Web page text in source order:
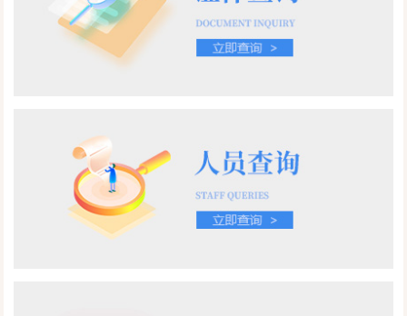
了更全面了解历史，他还采访了一些国民党将领、下级军官，甚至
伙夫。这些鲜活的素材给了他从多视角判断和评价历史事件的勇
气。他秉笔直书，学术文章和采访录开始在报刊上发表。1990年，
书，该丛书要求史实详尽、真实，又要有文学性和可读性。国家和
军队领导人对这套丛书十分重视，江泽民亲自为该书题写了书名。
可是，半年多过去了，晋察冀部分还没有落实作者。因为晋察冀是
抗日战争中最大的敌后根据地，斗争复杂、千头万绪，既了解这段
历史，又有文学功底的作者难找。责任编辑先后找了三位作家，都
乐意。从今以后，我们全家三口一起欢声笑语回去，父亲的脸上也
露出了幸福的笑容。随着年龄增大，父亲的身体越来越不好，后来
患了脑血栓，瘫痪在床，一躺就是十多年。行政村的干部看他是一
吧！”行政村干部在父亲的再三拒绝下，将低保退了回去。“一个人要
懂得亲情，感恩他人”，“少言多干，伯乐会看上你的”，“家庭有了事
情多商量”，“把低保留给特别困难户”......父亲虽离我们远去，但他对
我的教诲终身难一抹去，始终警醒着我，影响着我，启迪着我，一
直是我做人、做官、做事的准绳，永远扎根在我心中很深、很